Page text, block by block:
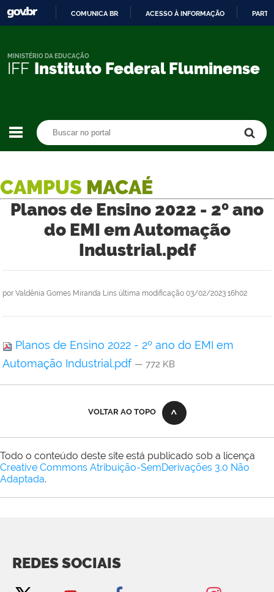
CONTEÚDO
COMUNICA BR ACESSO À INFORMAÇÃO
IFF Instituto Federal Fluminense
MINISTÉRIO DA EDUCAÇÃO
CAMPUS MACAÉ
Planos de Ensino 2022 - 2º ano
do EMI em Automação
Industrial.pdf
por Valdênia Gomes Miranda Lins última modificação 03/02/2023 16h02
Planos de Ensino 2022 - 2º ano do EMI em
Automação Industrial.pdf — 772 KB
VOLTAR AO TOPO
Todo o conteúdo deste site está publicado sob a licença
Creative Commons Atribuição-SemDerivações 3.0 Não
Adaptada.
REDES SOCIAIS